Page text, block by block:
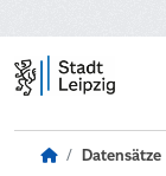
Datensätze